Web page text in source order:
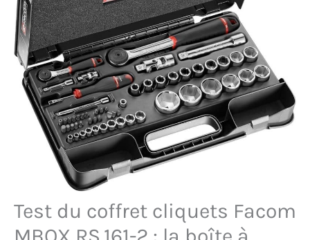
Test du coffret cliquets Facom